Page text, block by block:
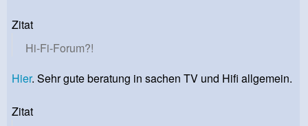
Zitat
Hi-Fi-Forum?!
Hier. Sehr gute beratung in sachen TV und Hifi allgemein.
Zitat